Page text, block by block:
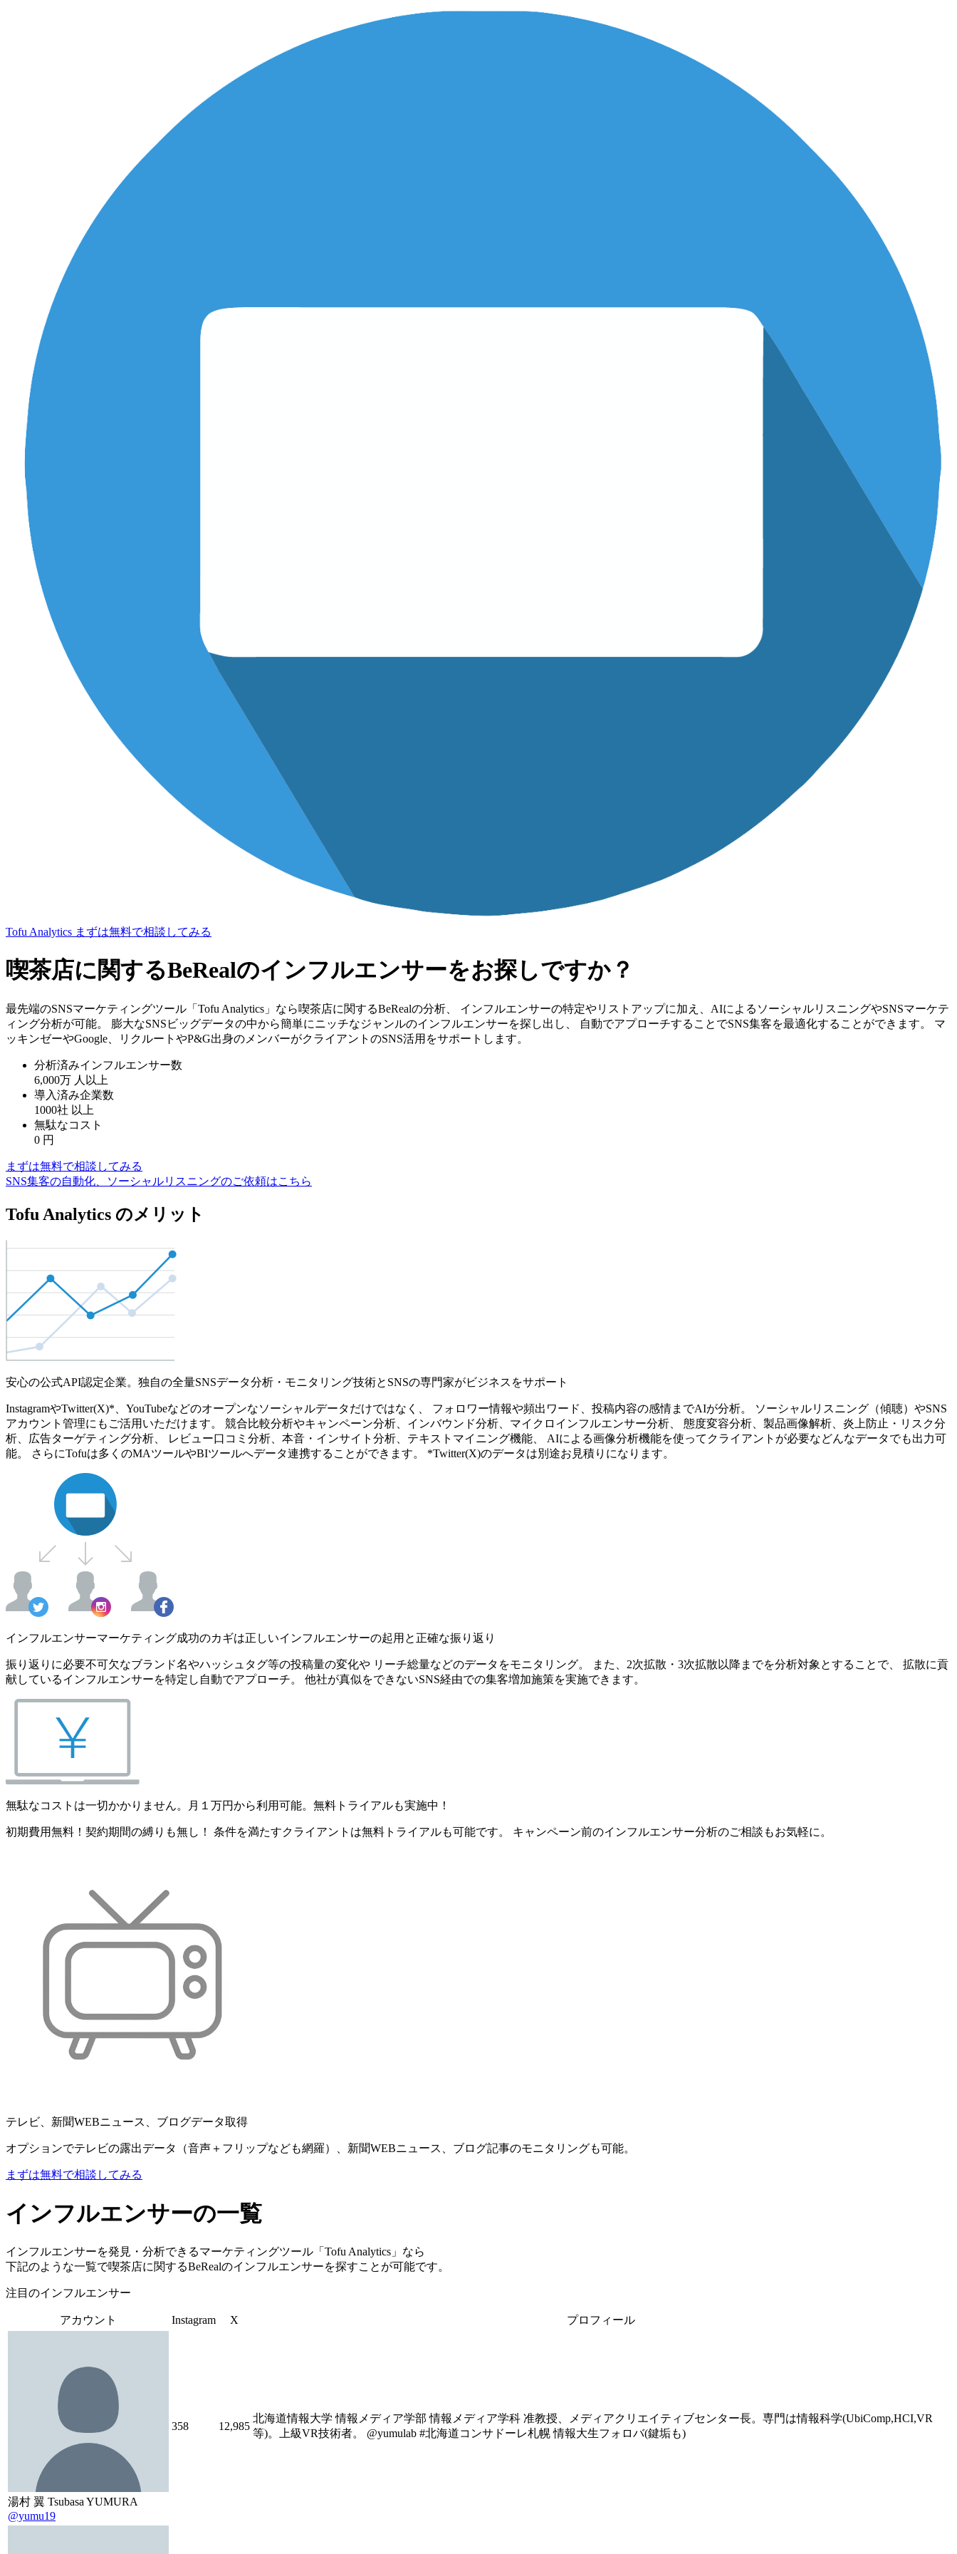
Tofu Analytics まずは無料で相談してみる
喫茶店に関するBeRealのインフルエンサーをお探しですか？
最先端のSNSマーケティングツール「Tofu Analytics」なら喫茶店に関するBeRealの分析、 インフルエンサーの特定やリストアップに加え、AIによるソーシャルリスニングやSNSマーケテ
ィング分析が可能。 膨大なSNSビッグデータの中から簡単にニッチなジャンルのインフルエンサーを探し出し、 自動でアプローチすることでSNS集客を最適化することができます。 マ
ッキンゼーやGoogle、リクルートやP&G出身のメンバーがクライアントのSNS活用をサポートします。
分析済みインフルエンサー数
6,000万 人以上
導入済み企業数
1000社 以上
無駄なコスト
0 円
まずは無料で相談してみる
SNS集客の自動化、ソーシャルリスニングのご依頼はこちら
Tofu Analytics のメリット
安心の公式API認定企業。独自の全量SNSデータ分析・モニタリング技術とSNSの専門家がビジネスをサポート
InstagramやTwitter(X)*、YouTubeなどのオープンなソーシャルデータだけではなく、 フォロワー情報や頻出ワード、投稿内容の感情までAIが分析。 ソーシャルリスニング（傾聴）やSNS
アカウント管理にもご活用いただけます。 競合比較分析やキャンペーン分析、インバウンド分析、マイクロインフルエンサー分析、 態度変容分析、製品画像解析、炎上防止・リスク分
析、広告ターゲティング分析、 レビュー口コミ分析、本音・インサイト分析、テキストマイニング機能、 AIによる画像分析機能を使ってクライアントが必要などんなデータでも出力可
能。 さらにTofuは多くのMAツールやBIツールへデータ連携することができます。 *Twitter(X)のデータは別途お見積りになります。
インフルエンサーマーケティング成功のカギは正しいインフルエンサーの起用と正確な振り返り
振り返りに必要不可欠なブランド名やハッシュタグ等の投稿量の変化や リーチ総量などのデータをモニタリング。 また、2次拡散・3次拡散以降までを分析対象とすることで、 拡散に貢
献しているインフルエンサーを特定し自動でアプローチ。 他社が真似をできないSNS経由での集客増加施策を実施できます。
無駄なコストは一切かかりません。月１万円から利用可能。無料トライアルも実施中！
初期費用無料！契約期間の縛りも無し！ 条件を満たすクライアントは無料トライアルも可能です。 キャンペーン前のインフルエンサー分析のご相談もお気軽に。
テレビ、新聞WEBニュース、ブログデータ取得
オプションでテレビの露出データ（音声＋フリップなども網羅）、新聞WEBニュース、ブログ記事のモニタリングも可能。
まずは無料で相談してみる
インフルエンサーの一覧
インフルエンサーを発見・分析できるマーケティングツール「Tofu Analytics」なら
下記のような一覧で喫茶店に関するBeRealのインフルエンサーを探すことが可能です。
注目のインフルエンサー
アカウント Instagram X プロフィール
湯村 翼 Tsubasa YUMURA
@yumu19
358 12,985
北海道情報大学 情報メディア学部 情報メディア学科 准教授、メディアクリエイティブセンター長。専門は情報科学(UbiComp,HCI,VR
等)。上級VR技術者。 @yumulab #北海道コンサドーレ札幌 情報大生フォロバ(鍵垢も)